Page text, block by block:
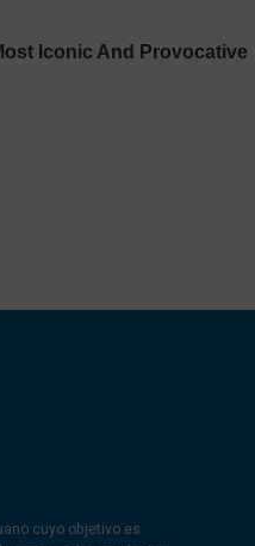
cuyo objetivo es